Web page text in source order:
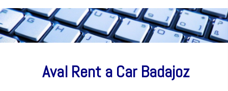
Aval Rent a Car Badajoz